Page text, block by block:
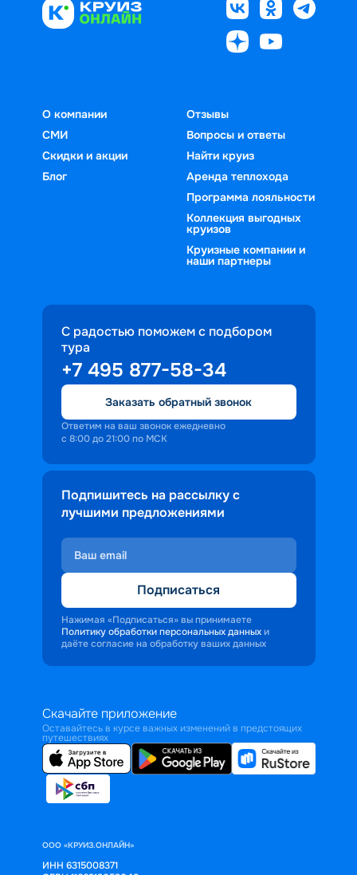
О компании
СМИ
Скидки и акции
Блог
Отзывы
Вопросы и ответы
Найти круиз
Аренда теплохода
Программа лояльности
Коллекция выгодных
круизов
Круизные компании и
наши партнеры
С радостью поможем с подбором
тура
+7 495 877-58-34
Заказать обратный звонок
Ответим на ваш звонок ежедневно
с 8:00 до 21:00 по МСК
Подпишитесь на рассылку с
лучшими предложениями
Подписаться
Нажимая «Подписаться» вы принимаете
Политику обработки персональных данных и
даёте согласие на обработку ваших данных
Скачайте приложение
Оставайтесь в курсе важных изменений в предстоящих
путешествиях
ООО «КРУИЗ.ОНЛАЙН»
ИНН 6315008371